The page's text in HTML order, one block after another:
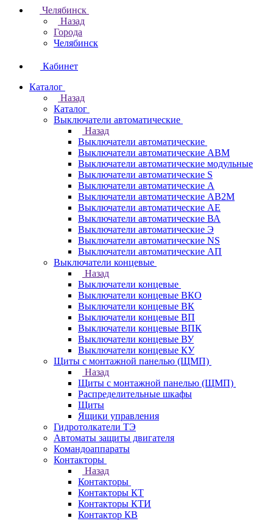
Челябинск
Назад
Города
Челябинск
Кабинет
Каталог
Назад
Каталог
Выключатели автоматические
Назад
Выключатели автоматические
Выключатели автоматические АВМ
Выключатели автоматические модульные
Выключатели автоматические S
Выключатели автоматические А
Выключатели автоматические АВ2М
Выключатели автоматические АЕ
Выключатели автоматические ВА
Выключатели автоматические Э
Выключатели автоматические NS
Выключатели автоматические АП
Выключатели концевые
Назад
Выключатели концевые
Выключатели концевые ВКО
Выключатели концевые ВК
Выключатели концевые ВП
Выключатели концевые ВПК
Выключатели концевые ВУ
Выключатели концевые КУ
Щиты с монтажной панелью (ЩМП)
Назад
Щиты с монтажной панелью (ЩМП)
Распределительные шкафы
Щиты
Ящики управления
Гидротолкатели ТЭ
Автоматы защиты двигателя
Командоаппараты
Контакторы
Назад
Контакторы
Контакторы КТ
Контакторы КТИ
Контактор КВ